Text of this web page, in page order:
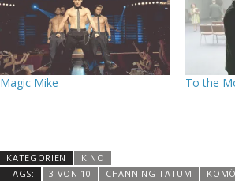
Magic Mike To the
KATEGORIEN
KINO
TAGS:
3 VON 10 CHANNING TATUM